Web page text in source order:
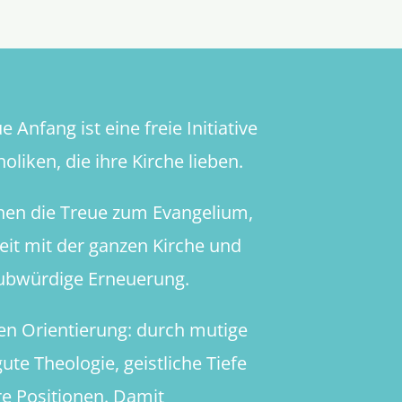
Anfang ist eine freie Initiative
die ihre Kirche lieben.
die Treue zum Evangelium,
mit der ganzen Kirche und
Erneuerung.
Orientierung: durch mutige
Theologie, geistliche Tiefe
Positionen. Damit